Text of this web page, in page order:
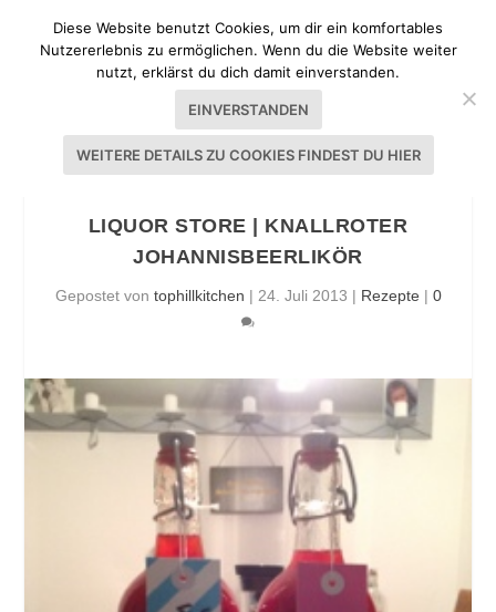
LIQUOR STORE | KNALLROTER
JOHANNISBEERLIKÖR
Gepostet von tophillkitchen | 24. Juli 2013 | Rezepte | 0
Diese Website benutzt Cookies, um dir ein komfortables
Nutzererlebnis zu ermöglichen. Wenn du die Website weiter
nutzt, erklärst du dich damit einverstanden.
EINVERSTANDEN
WEITERE DETAILS ZU COOKIES FINDEST DU HIER